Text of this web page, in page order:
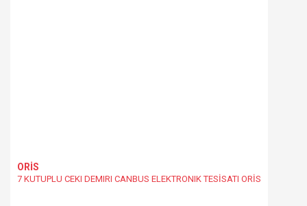
ORİS
7 KUTUPLU CEKI DEMIRI CANBUS ELEKTRONIK TESİSATI ORİS